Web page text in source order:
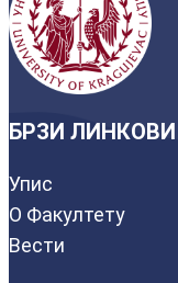
БРЗИ ЛИНКОВИ
Упис
О Факултету
Вести